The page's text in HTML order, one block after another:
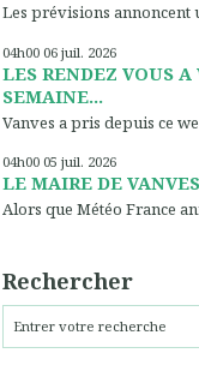
Les prévisions annoncent
04h00 06 juil. 2026
LES RENDEZ VOUS A
SEMAINE...
Vanves a pris depuis ce
04h00 05 juil. 2026
LE MAIRE DE
Alors que Météo France
Rechercher